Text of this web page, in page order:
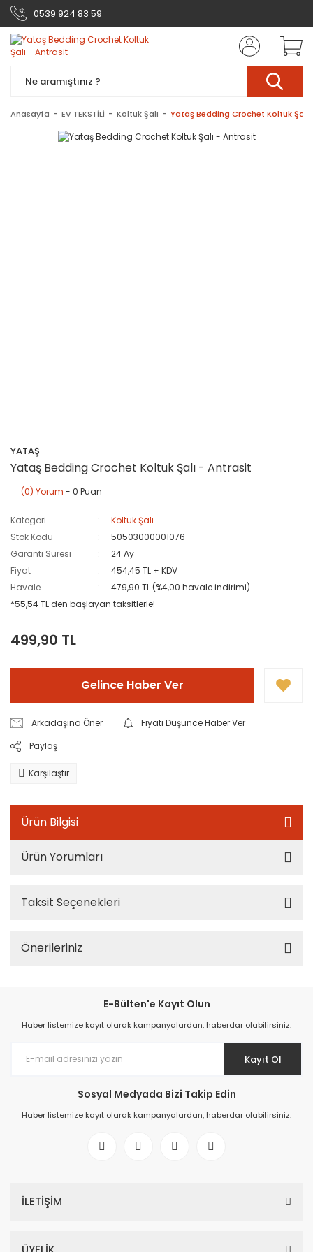
0539 924 83 59
Anasayfa EV TEKSTİLİ Koltuk Şalı Yataş Bedding Crochet Koltuk
YATAŞ
Yataş Bedding Crochet Koltuk Şalı - Antrasit
(0) Yorum - 0 Puan
Kategori
Koltuk Şalı
Stok Kodu
50503000001076
Garanti Süresi
24 Ay
Fiyat
454,45 TL + KDV
Havale
479,90 TL (%4,00 havale indirimi)
*55,54 TL den başlayan taksitlerle!
499,90 TL
Gelince Haber Ver
Arkadaşına Öner
Fiyatı Düşünce Haber Ver
Paylaş
Karşılaştır
Ürün Bilgisi
Ürün Yorumları
Taksit Seçenekleri
Önerileriniz
E-Bülten'e Kayıt Olun
Haber listemize kayıt olarak kampanyalardan, haberdar olabilirsiniz.
Kayıt Ol
Sosyal Medyada Bizi Takip Edin
Haber listemize kayıt olarak kampanyalardan, haberdar olabilirsiniz.
İLETİŞİM